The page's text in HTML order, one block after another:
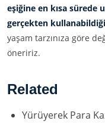
eşiğine en kısa sürede
gerçekten
yaşam tarzınıza göre
öneririz.
Related
Yürüyerek Para